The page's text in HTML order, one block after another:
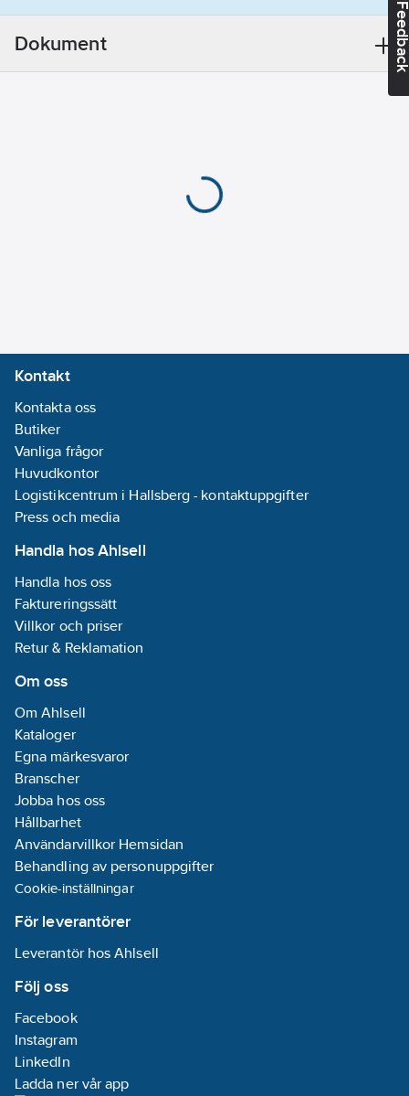
Dokument
Kontakt
Kontakta oss
Butiker
Vanliga frågor
Huvudkontor
Logistikcentrum i Hallsberg - kontaktuppgifter
Press och media
Handla hos Ahlsell
Handla hos oss
Faktureringssätt
Villkor och priser
Retur & Reklamation
Om oss
Om Ahlsell
Kataloger
Egna märkesvaror
Branscher
Jobba hos oss
Hållbarhet
Användarvillkor Hemsidan
Behandling av personuppgifter
Cookie-inställningar
För leverantörer
Leverantör hos Ahlsell
Följ oss
Facebook
Instagram
LinkedIn
Ladda ner vår app